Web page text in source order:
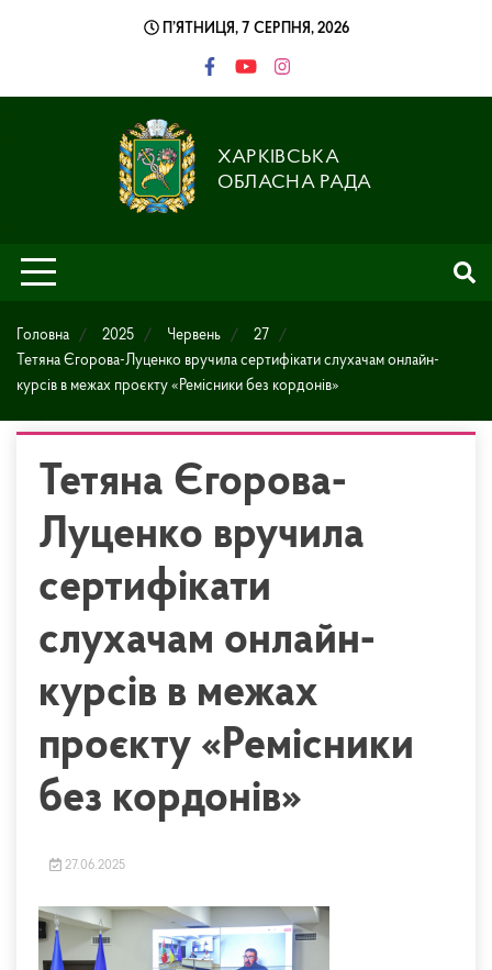
П’ЯТНИЦЯ, 7 СЕРПНЯ, 2026
ХАРКІВСЬКА
ОБЛАСНА РАДА
Головна 2025 Червень
27
Тетяна Єгорова-Луценко вручила сертифікати слухачам онлайн-
курсів в межах проєкту «Ремісники без кордонів»
Тетяна Єгорова-
Луценко вручила
сертифікати
слухачам онлайн-
курсів в межах
проєкту «Ремісники
без кордонів»
27.06.2025